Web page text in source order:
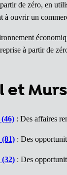
de zéro, en
à ouvrir un
à partir de
et
: Des affaires
(81) : Des
(32) : Des